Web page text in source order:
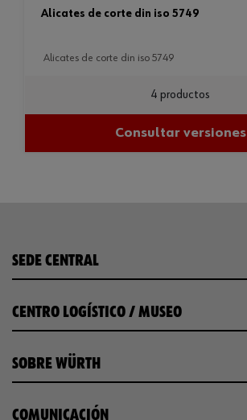
alicates de corte din iso 5749
alicates de corte din iso 5749
4 productos
Consultar versiones
SEDE CENTRAL
CENTRO LOGÍSTICO / MUSEO
SOBRE WÜRTH
COMUNICACIÓN